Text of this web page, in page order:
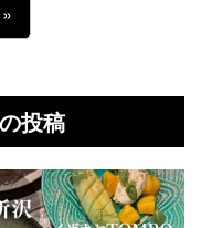
»
投稿